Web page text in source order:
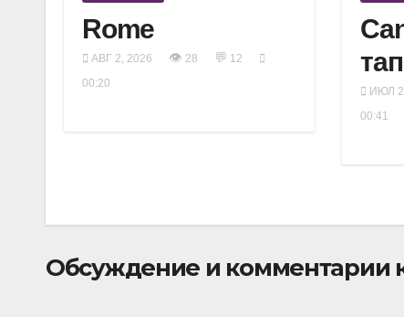
Rome
АВГ 2, 2026 👁 28 💬 12
00:20
ИЮЛ
00:41
Обсуждение и комментарии